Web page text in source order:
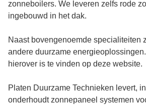
zonneboilers. We leveren zelfs rode
ingebouwd in het dak.
Naast bovengenoemde specialiteiten
andere duurzame
hierover is te vinden op deze website.
Platen Duurzame Technieken levert,
onderhoudt zonnepaneel systemen